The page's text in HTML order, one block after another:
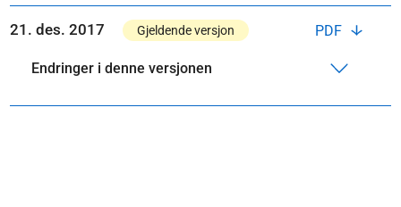
PDF
21. des. 2017 Gjeldende versjon
Endringer i denne versjonen